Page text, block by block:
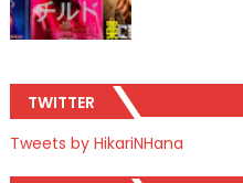
TWITTER
Tweets by HikariNHana